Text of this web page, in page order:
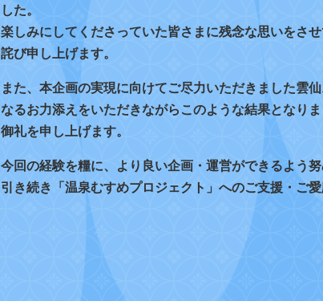
した。
楽しみにしてくださっていた皆さまに残念な思いをさ
詫び申し上げます。
また、本企画の実現に向けてご尽力いただきました雲
なるお力添えをいただきながらこのような結果となり
御礼を申し上げます。
今回の経験を糧に、より良い企画・運営ができるよう努
引き続き「温泉むすめプロジェクト」へのご支援・ご